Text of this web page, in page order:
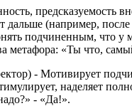
предсказуемость
дальше (например,
подчиненным, что
метафора: «Ты что,
- Мотивирует
наделяет
- «Да!».